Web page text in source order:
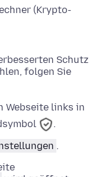
(Krypto-
Schutz
folgen Sie
Webseite links in
.
.